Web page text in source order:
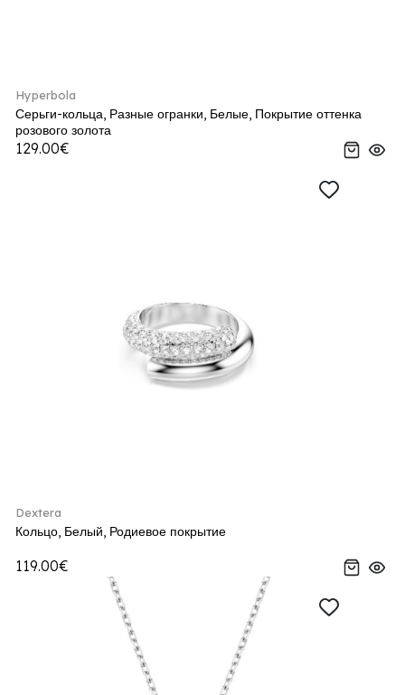
Hyperbola
Серьги-кольца, Разные огранки, Белые, Покрытие оттенка
розового золота
129.00€
Dextera
Кольцо, Белый, Родиевое покрытие
119.00€